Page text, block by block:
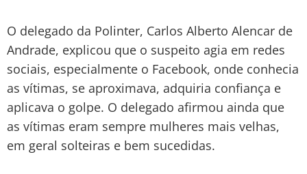
O delegado da Polinter, Carlos Alberto Alencar de
Andrade, explicou que o suspeito agia em redes
sociais, especialmente o Facebook, onde conhecia
as vítimas, se aproximava, adquiria confiança e
aplicava o golpe. O delegado afirmou ainda que
as vítimas eram sempre mulheres mais velhas,
em geral solteiras e bem sucedidas.